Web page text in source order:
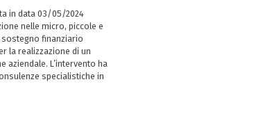
in data 03/05/2024
nelle micro, piccole e
sostegno finanziario
la realizzazione di un
L’intervento ha
specialistiche in